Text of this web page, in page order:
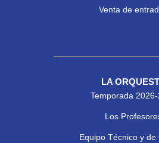
Venta de
LA
Temporada
Los
Equipo Técnico y de